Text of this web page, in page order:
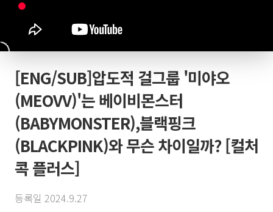
[ENG/SUB]압도적 걸그룹 '미야오
(MEOVV)'는 베이비몬스터
(BABYMONSTER),블랙핑크
(BLACKPINK)와 무슨 차이일까? [컬처
콕 플러스]
등록일 2024.9.27